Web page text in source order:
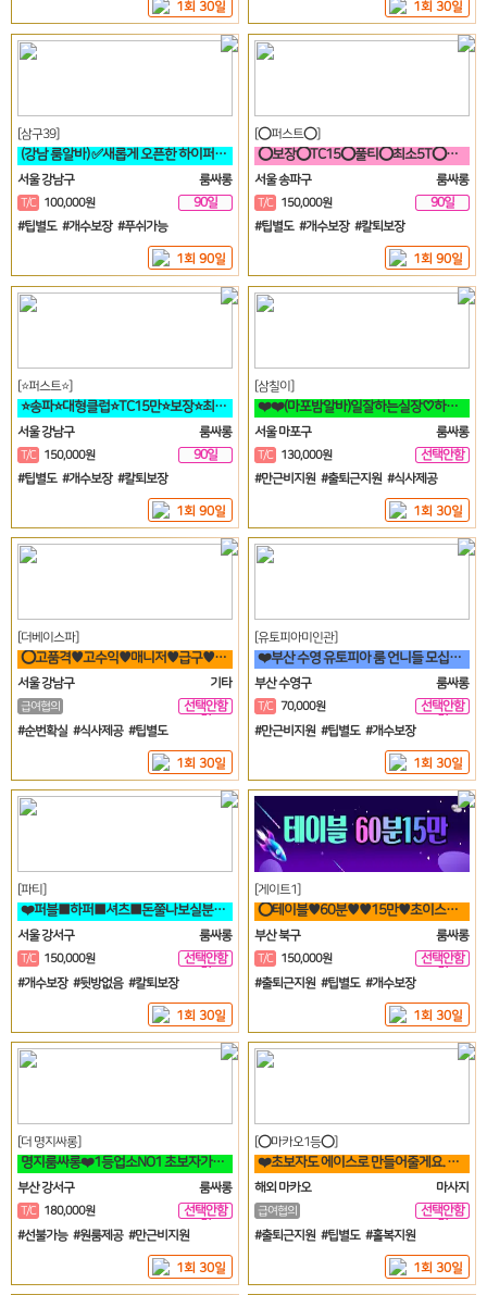
1회 30일 1회 30일
[삼구39]
(강남 룸알바) ✅새롭게 오픈한 하이퍼블릭 샤이니 입니다!!!✅
서울 강남구
룸싸롱
T/C 100,000원
90일
#팁별도 #개수보장 #푸쉬가능
1회 90일
[⭕퍼스트⭕]
⭕보장⭕TC15⭕풀티⭕최소5T⭕송파방이잠실석촌⭕강남역삼⭕선릉
서울 송파구
룸싸롱
T/C 150,000원
90일
#팁별도 #개수보장 #칼퇴보장
1회 90일
[⭐퍼스트⭐]
⭐송파⭐대형클럽⭐TC15만⭐보장⭐최소5개⭐송파⭐방이⭐잠실⭐석촌⭐강남⭐역삼
서울 강남구
룸싸롱
T/C 150,000원
90일
#팁별도 #개수보장 #칼퇴보장
1회 90일
[삼칠이]
❤️❤️(마포밤알바)일잘하는실장♡하루50이상♡90분♡당일지급♡❤️❤️
서울 마포구
룸싸롱
T/C 130,000원
선택안함
일
#만근비지원 #출퇴근지원 #식사제공
1회 30일
[더베이스파]
⭕고품격♥고수익♥매니저♥급구♥강남구♥삼성동♥선릉⭕
서울 강남구
기타
급여협의
선택안함
일
#순번확실 #식사제공 #팁별도
1회 30일
[유토피아미인관]
❤️부산 수영 유토피아 룸 언니들 모십니다^^❤️
부산 수영구
룸싸롱
T/C 70,000원
선택안함
일
#만근비지원 #팁별도 #개수보장
1회 30일
[파티]
❤️퍼블■하퍼■셔츠■돈쭐나보실분!■술강요X■출퇴근맘대로■갯수보장❤️
서울 강서구
룸싸롱
T/C 150,000원
선택안함
일
#개수보장 #뒷방없음 #칼퇴보장
1회 30일
[게이트1]
⭕테이블♥60분♥♥15만♥초이스X♥♥해운대서면연산동동래온천장룸빠룸싸롱⭕
부산 북구
룸싸롱
T/C 150,000원
선택안함
일
#출퇴근지원 #팁별도 #개수보장
1회 30일
[더 명지싸롱]
명지룸싸롱❤️1등업소NO1 초보자가능 투잡 고페이갯수보장❤️
부산 강서구
룸싸롱
T/C 180,000원
선택안함
일
#선불가능 #원룸제공 #만근비지원
1회 30일
[⭕마카오1등⭕]
❤️초보자도 에이스로 만들어줄게요. 우리 가게 오면, 수입 부터 달라요❤️
해외 마카오
마사지
급여협의
선택안함
일
#출퇴근지원 #팁별도 #홀복지원
1회 30일